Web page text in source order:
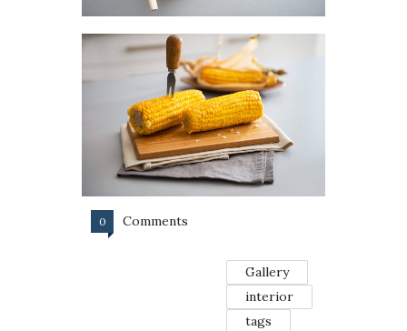
0 Comments
Gallery
interior
tags